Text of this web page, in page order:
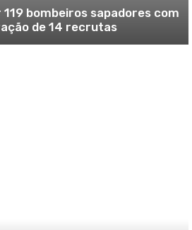
bombeiros sapadores com
de 14 recrutas